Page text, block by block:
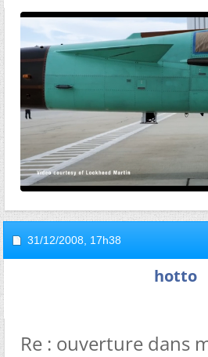
31/12/2008, 17h38
hotto
Re : ouverture dans